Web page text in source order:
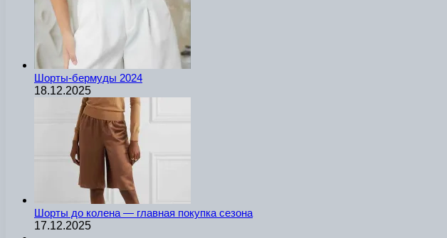
Шорты-бермуды 2024
18.12.2025
Шорты до колена — главная покупка сезона
17.12.2025